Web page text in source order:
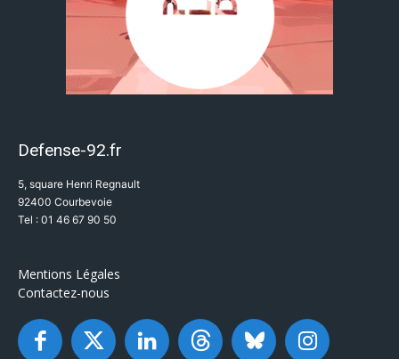
Defense-92.fr
5, square Henri Regnault
92400 Courbevoie
Tel : 01 46 67 90 50
Mentions Légales
Contactez-nous